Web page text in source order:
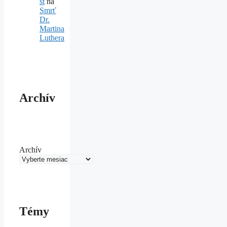
Smrť
Dr.
Martina
Luthera
Archív
Archív
Témy